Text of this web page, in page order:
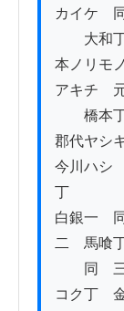
カイケ　
大和丁
本ノリモ
アキチ　
橋本丁
郡代ヤシ
今川ハシ
丁
白銀一　
二　馬喰
同　三
コク丁